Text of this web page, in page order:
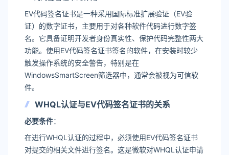
EV代码签名证书是一种采用国际标准扩展验证（EV验
证）的数字证书，主要用于对各种软件代码进行数字签
名。它具备证明开发者身份真实性、保护代码完整性两大
功能。使用EV代码签名证书签名的软件，在安装时较少
触发操作系统的安全警告，特别是在
WindowsSmartScreen筛选器中，通常会被视为可信软
件。
WHQL认证与EV代码签名证书的关系
必要条件：
在进行WHQL认证的过程中，必须使用EV代码签名证书
对提交的相关文件进行签名。这是微软对WHQL认证申请